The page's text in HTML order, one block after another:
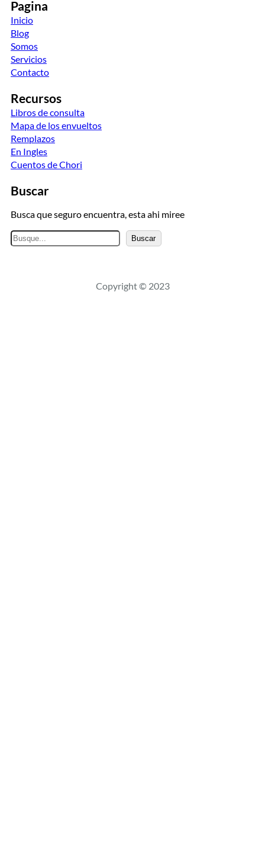
Pagina
Inicio
Blog
Somos
Servicios
Contacto
Recursos
Libros de consulta
Mapa de los envueltos
Remplazos
En Ingles
Cuentos de Chori
Buscar
Busca que seguro encuentra, esta ahi miree
B
u
a
Buscar
Copyright © 2023